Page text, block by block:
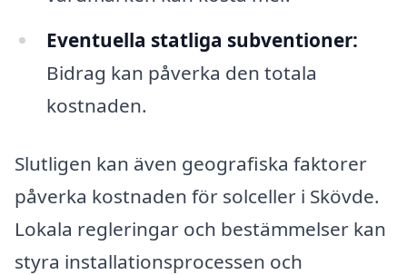
Eventuella statliga subventioner:
Bidrag kan påverka den totala
kostnaden.
Slutligen kan även geografiska faktorer
påverka kostnaden för solceller i Skövde.
Lokala regleringar och bestämmelser kan
styra installationsprocessen och